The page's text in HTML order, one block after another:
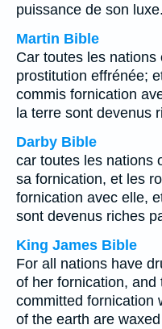
puissance de son luxe.
Martin Bible
Car toutes les
prostitution effrénée;
commis fornication
la terre sont devenus
Darby Bible
car toutes les nations
sa fornication, et les
fornication avec elle,
sont devenus riches
King James Bible
For all nations have
of her fornication,
committed fornication
of the earth are